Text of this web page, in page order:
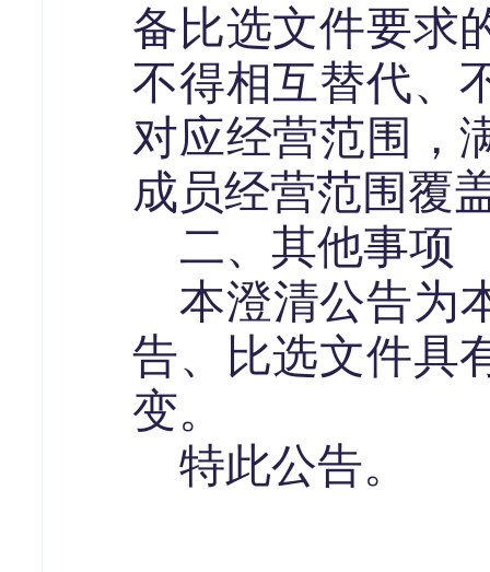
备比选文件要求
不得相互替代、
对应经营范围，
成员经营范围覆
二、其他事项
本澄清公告为
告、比选文件具
变。
特此公告。